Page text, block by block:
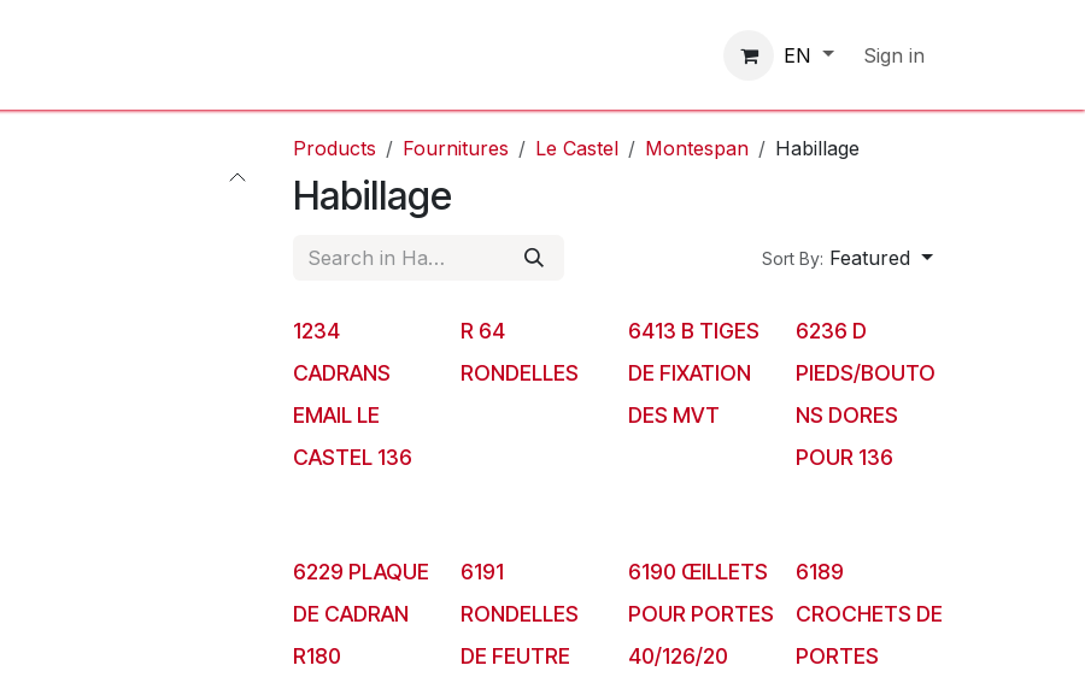
EN Sign in
Products Fournitures Le Castel Montespan Habillage
Habillage
Sort By: Featured
1234
CADRANS
EMAIL LE
CASTEL 136
R 64
RONDELLES
6413 B TIGES
DE FIXATION
DES MVT
6236 D
PIEDS/BOUTO
NS DORES
POUR 136
6229 PLAQUE
DE CADRAN
R180
6191
RONDELLES
DE FEUTRE
6190 ŒILLETS
POUR PORTES
40/126/20
6189
CROCHETS DE
PORTES